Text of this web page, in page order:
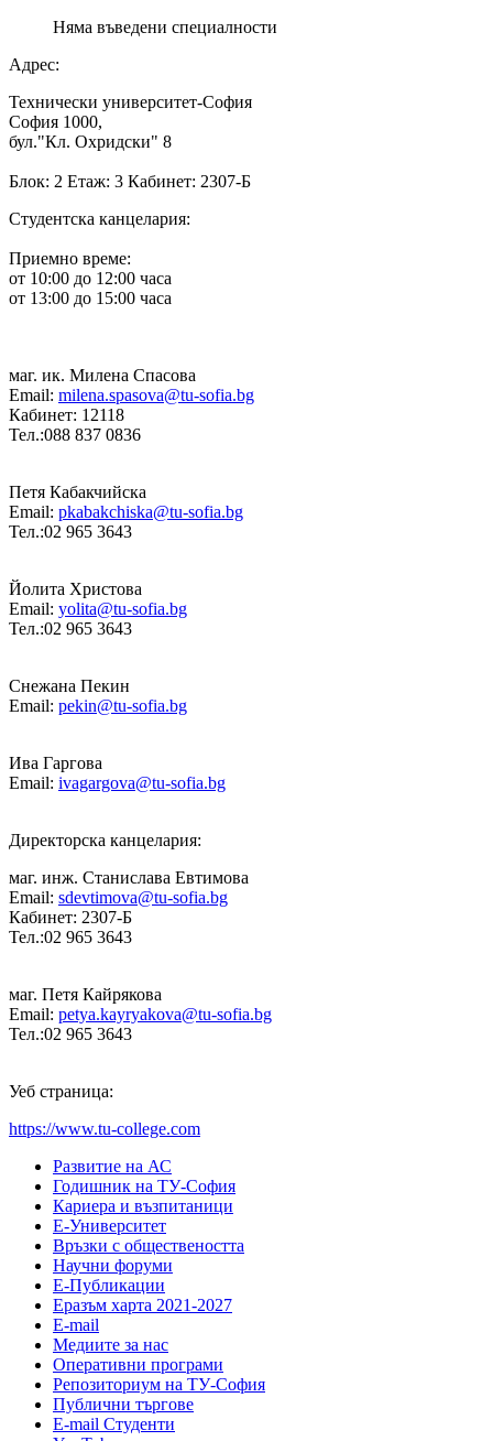
Няма въведени специалности
Адрес:
Технически университет-София
София 1000,
бул."Кл. Охридски" 8
Блок: 2 Етаж: 3 Кабинет: 2307-Б
Студентска канцелария:
Приемно време:
от 10:00 до 12:00 часа
от 13:00 до 15:00 часа
маг. ик. Милена Спасова
Email: milena.spasova@tu-sofia.bg
Кабинет: 12118
Тел.:088 837 0836
Петя Кабакчийска
Email: pkabakchiska@tu-sofia.bg
Тел.:02 965 3643
Йолита Христова
Email: yolita@tu-sofia.bg
Тел.:02 965 3643
Снежана Пекин
Email: pekin@tu-sofia.bg
Ива Гаргова
Email: ivagargova@tu-sofia.bg
Директорска канцелария:
маг. инж. Станислава Евтимова
Email: sdevtimova@tu-sofia.bg
Кабинет: 2307-Б
Тел.:02 965 3643
маг. Петя Кайрякова
Email: petya.kayryakova@tu-sofia.bg
Тел.:02 965 3643
Уеб страница:
https://www.tu-college.com
Развитие на АС
Годишник на ТУ-София
Кариера и възпитаници
Е-Университет
Връзки с обществеността
Научни форуми
Е-Публикации
Еразъм харта 2021-2027
E-mail
Медиите за нас
Оперативни програми
Репозиториум на ТУ-София
Публични търгове
Е-mail Студенти